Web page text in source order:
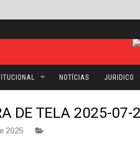
NOTÍCIAS JURIDICO
DE TELA 2025-
2025